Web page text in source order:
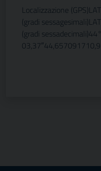
Localizzazione
(gradi
(gradi